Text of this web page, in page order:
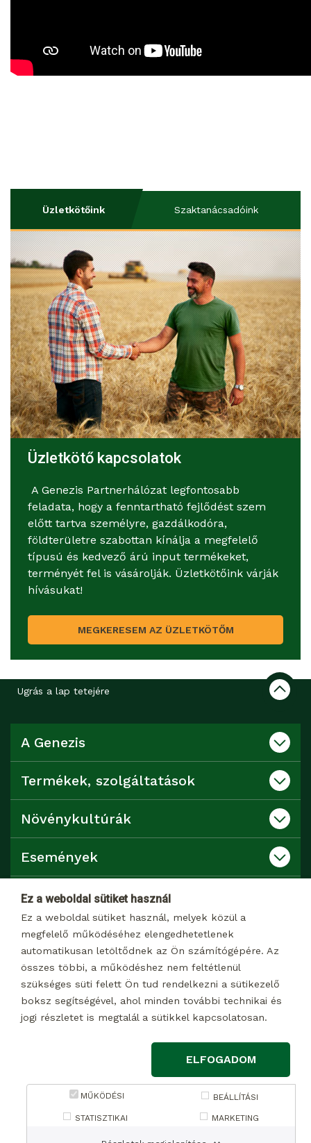
Ez a weboldal sütiket használ
Ez a weboldal sütiket használ, melyek közül a
megfelelő működéséhez elengedhetetlenek
automatikusan letöltődnek az Ön számítógépére. Az
összes többi, a működéshez nem feltétlenül
szükséges süti felett Ön tud rendelkezni a sütikezelő
boksz segítségével, ahol minden további technikai és
jogi részletet is megtalál a sütikkel kapcsolatosan.
ELFOGADOM
MŰKÖDÉSI BEÁLLÍTÁSI
STATISZTIKAI MARKETING
Üzletkötőink Szaktanácsadóink
Üzletkötő kapcsolatok
A Genezis Partnerhálózat legfontosabb
feladata, hogy a fenntartható fejlődést szem
előtt tartva személyre, gazdálkodóra,
földterületre szabottan kínálja a megfelelő
típusú és kedvező árú input termékeket,
terményét fel is vásárolják. Üzletkötőink várják
hívásukat!
MEGKERESEM AZ ÜZLETKÖTŐM
Ugrás a lap tetejére
A Genezis
Termékek, szolgáltatások
Növénykultúrák
Események
Katalógusok
Kapcsolat
Dokumentumtár
© 2026 Minden jog fenntartva
Impresszum
Adatkezelési tájékoztató marketing célú adatkezelésről
Adatkezelési tájékoztató weboldalon keresztül, a